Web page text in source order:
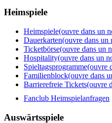
Heimspiele
Heimspiele(ouvre dans un
Dauerkarten(ouvre dans un
Ticketbörse(ouvre dans un
Hospitality(ouvre dans un
Spieltagsprogramme(ouvre
Familienblock(ouvre dans
Barrierefreie Tickets(ouvre
Fanclub Heimspielanfragen
Auswärtsspiele